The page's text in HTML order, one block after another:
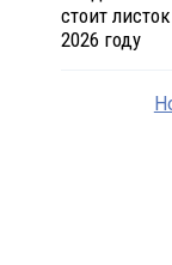
стоит
2026 году